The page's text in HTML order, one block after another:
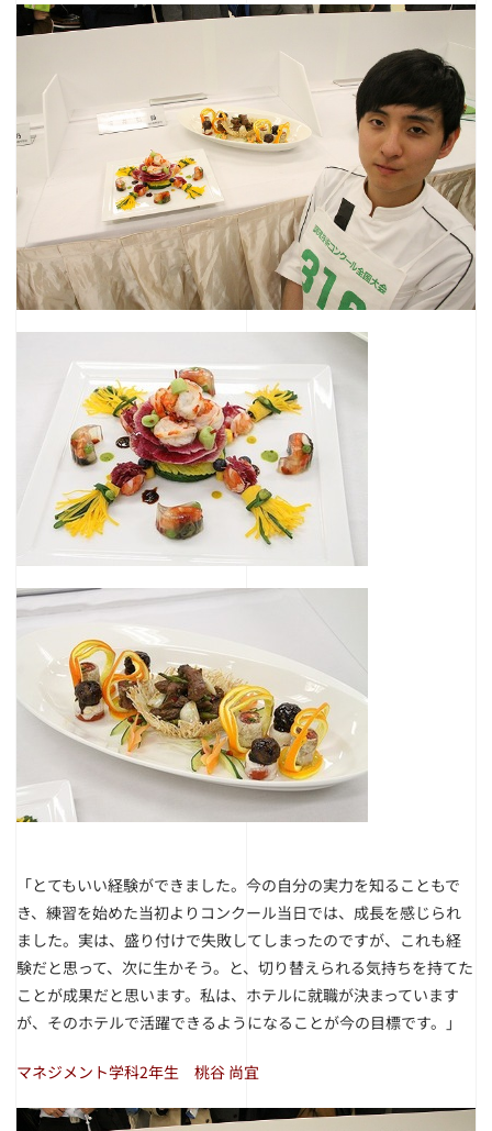
「とてもいい経験ができました。今の自分の実力を知ることもで
き、練習を始めた当初よりコンクール当日では、成長を感じられ
ました。実は、盛り付けで失敗してしまったのですが、これも経
験だと思って、次に生かそう。と、切り替えられる気持ちを持てた
ことが成果だと思います。私は、ホテルに就職が決まっています
が、そのホテルで活躍できるようになることが今の目標です。」
マネジメント学科2年生 桃谷 尚宜